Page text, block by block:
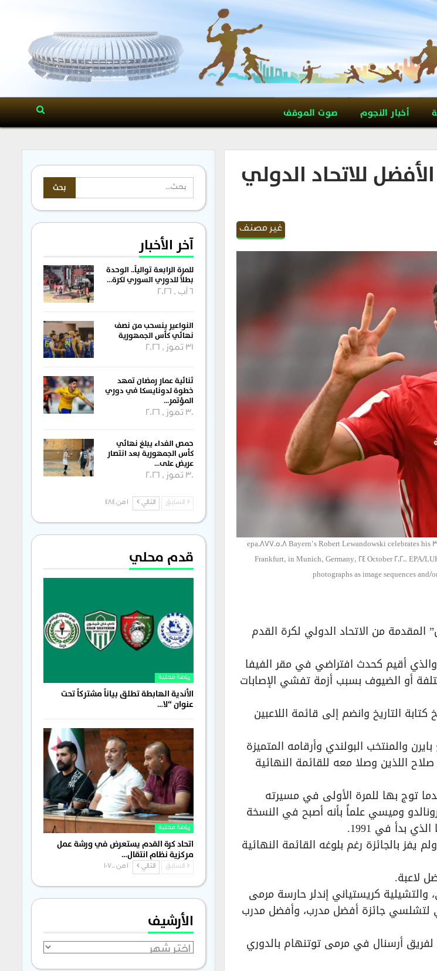
أخبار النجوم صوت الموقف
للاتحاد الدولي
غير مصنف
epa08770508 Bayern's Robert Lewandowski celebrates
Frankfurt, in Munich, Germany, 24 October 2020. EPA/
photographs as image sequences and/
المقدمة من الاتحاد الدولي لكرة القدم
والذي أقيم كحدث افتراضي في مقر الفيفا
أو الضيوف بسبب أزمة تفشي الإصابات
التاريخ وانضم إلى قائمة اللاعبين
والمنتخب البولندي وأرقامه المتميزة
صلاح اللذين وصلا معه للقائمة النهائية
توج بها للمرة الأولى في مسيرته
وميسي علماً بأنه أصبح في النسخة
بدأ في 1991.
ولم يفز بالجائزة رغم بلوغه القائمة النهائية
لاعبة.
كريستياني إندلر حارسة مرمى
لتشلسي جائزة أفضل مدرب، وأفضل مدرب
أرسنال في مرمى توتنهام بالدوري
آخر الأخبار
للمرة الرابعة توالياً.. الوحدة
بطلاً للدوري السوري لكرة…
6 آب , 2026
النواعير ينسحب من نصف
نهائي كأس الجمهورية
31 تموز , 2026
ثنائية عمار رمضان تمهد
خطوة لدونايسكا في دوري
المؤتمر…
30 تموز , 2026
حمص الفداء يبلغ نهائي
كأس الجمهورية بعد انتصار
عريض على…
30 تموز , 2026
السابق التالي 1 من 484
قدم محلي
رياضة محلية
الأندية الهابطة تطلق بياناً مشتركاً تحت
عنوان “لا…
رياضة محلية
اتحاد كرة القدم يستعرض في ورشة عمل
مركزية نظام انتقال…
السابق التالي 1 من 1٬700
الأرشيف
الأرشيف